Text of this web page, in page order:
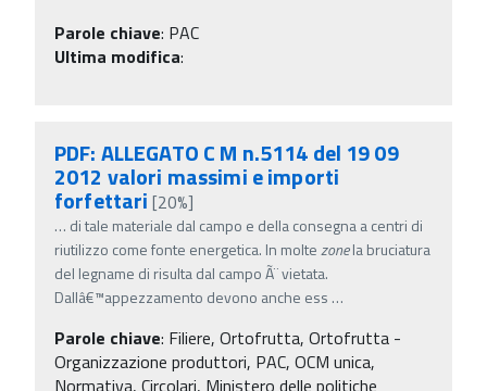
Parole chiave: PAC
Ultima modifica:
PDF: ALLEGATO C M n.5114 del 19 09
2012 valori massimi e importi
forfettari [20%]
… di tale materiale dal campo e della consegna a centri di
riutilizzo come fonte energetica. In moltezonela bruciatura
del legname di risulta dal campo Ã¨ vietata.
Dallâ€™appezzamento devono anche ess …
Parole chiave: Filiere, Ortofrutta, Ortofrutta -
Organizzazione produttori, PAC, OCM unica,
Normativa, Circolari, Ministero delle politiche